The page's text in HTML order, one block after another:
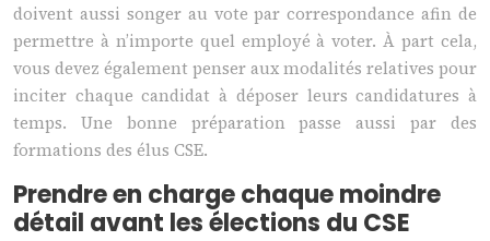
doivent aussi songer au vote par correspondance afin de
permettre à n’importe quel employé à voter. À part cela,
vous devez également penser aux modalités relatives pour
inciter chaque candidat à déposer leurs candidatures à
temps. Une bonne préparation passe aussi par des
formations des élus CSE.
Prendre en charge chaque moindre
détail avant les élections du CSE